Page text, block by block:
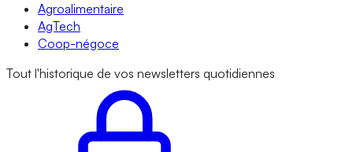
Agroalimentaire
AgTech
Coop-négoce
Tout l'historique de vos newsletters quotidiennes